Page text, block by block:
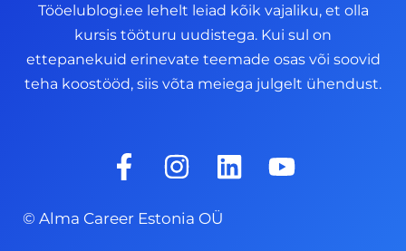
Tööelublogi.ee lehelt leiad kõik vajaliku, et olla
kursis tööturu uudistega. Kui sul on
ettepanekuid erinevate teemade osas või soovid
teha koostööd, siis võta meiega julgelt ühendust.
F
a
e
I
n
s
t
L
i
Y
o
© Alma Career Estonia OÜ